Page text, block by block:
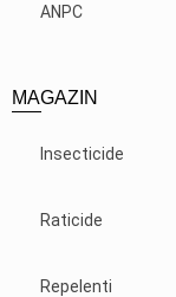
ANPC
MAGAZIN
Insecticide
Raticide
Repelenti